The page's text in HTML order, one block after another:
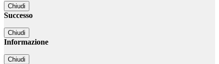
Chiudi
Successo
Chiudi
Informazione
Chiudi